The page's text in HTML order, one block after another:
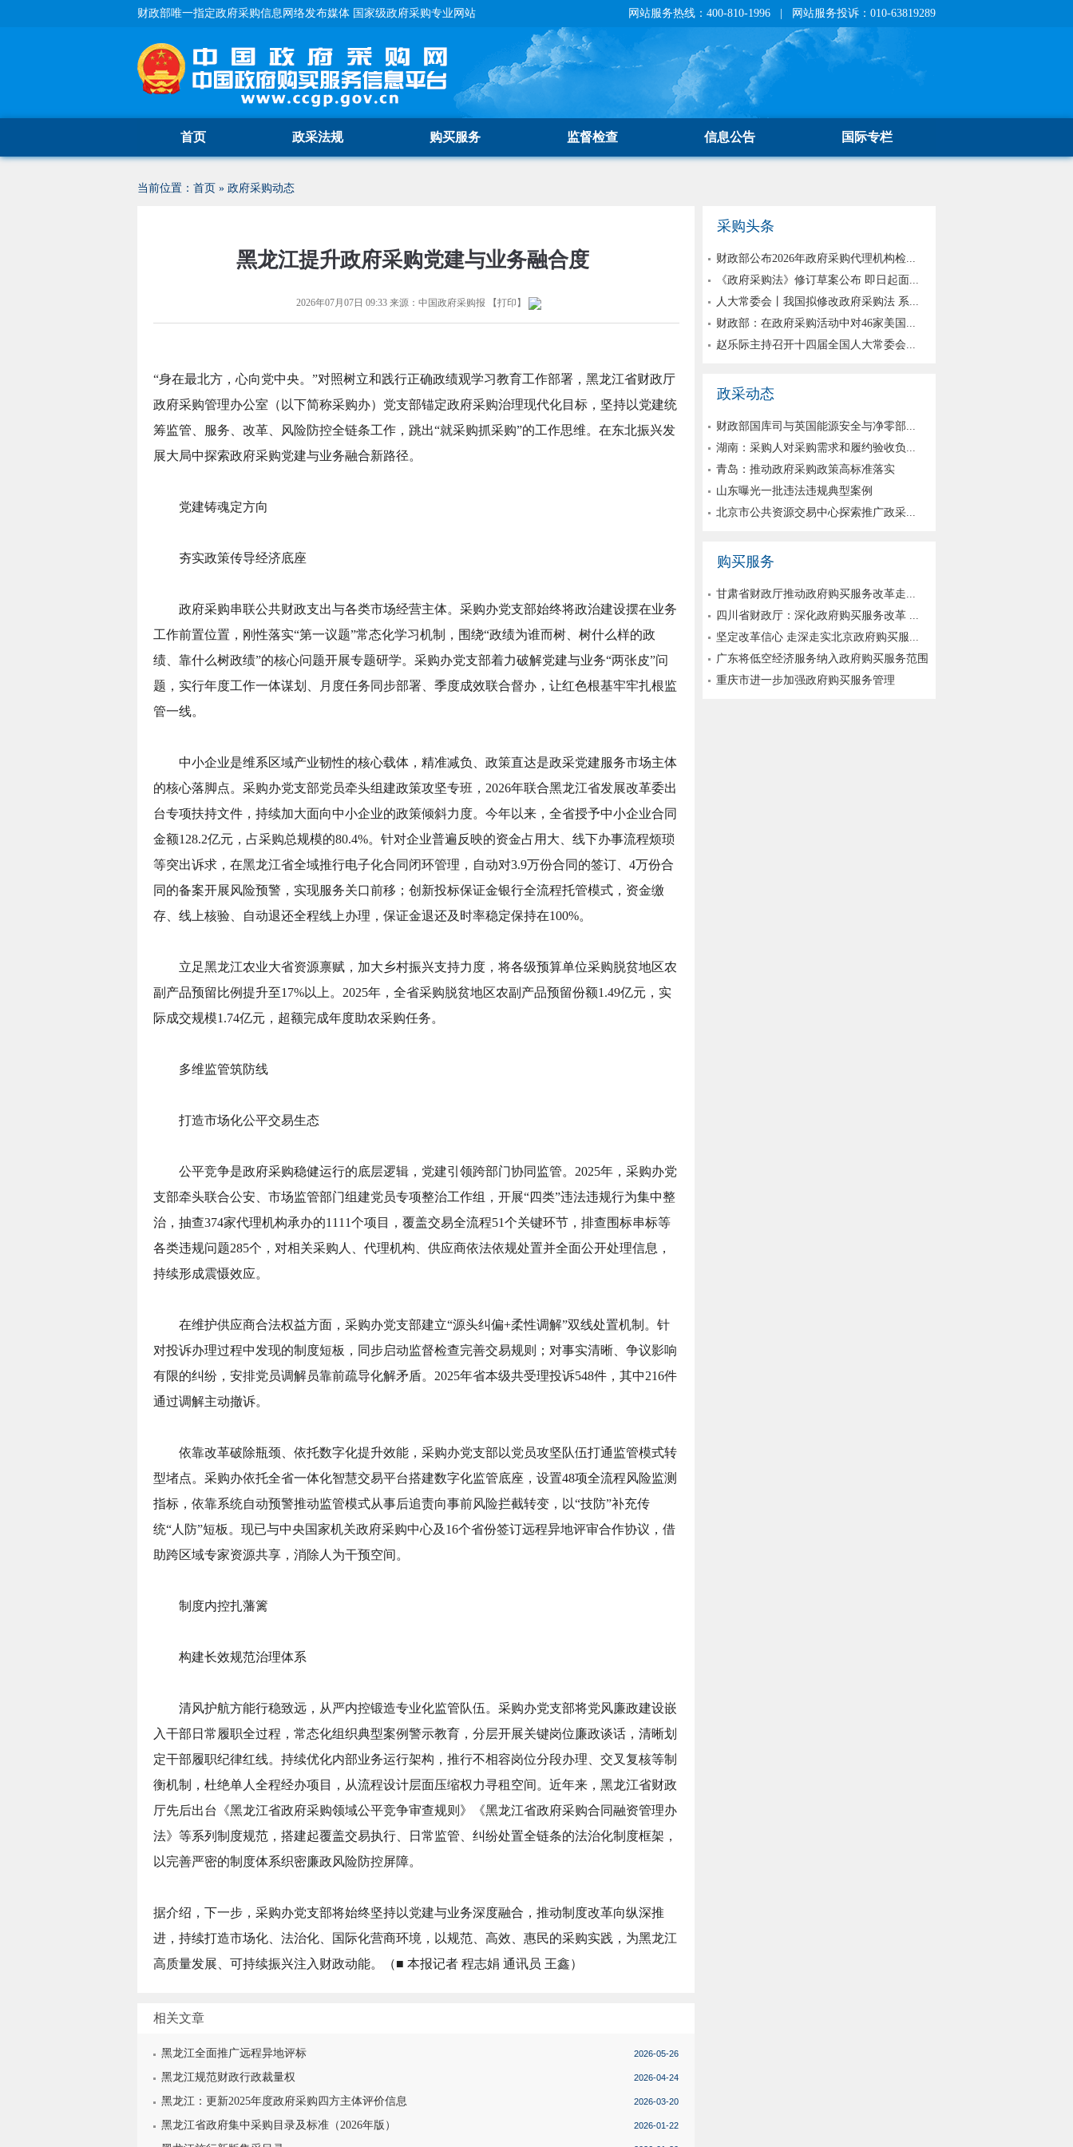
财政部唯一指定政府采购信息网络发布媒体 国家级政府采购专业网站 网站服务热线：400-810-1996 | 网站服务投诉：010-63819289
首页 政采法规 购买服务 监督检查 信息公告 国际专栏
当前位置： 首页 » 政府采购动态
黑龙江提升政府采购党建与业务融合度
2026年07月07日 09:33来源： 中国政府采购报 【打印 】
“身在最北方，心向党中央。”对照树立和践行正确政绩观学习教育工作部署，黑龙江省财政厅
政府采购管理办公室（以下简称采购办）党支部锚定政府采购治理现代化目标，坚持以党建统
筹监管、服务、改革、风险防控全链条工作，跳出“就采购抓采购”的工作思维。在东北振兴发
展大局中探索政府采购党建与业务融合新路径。
党建铸魂定方向
夯实政策传导经济底座
政府采购串联公共财政支出与各类市场经营主体。采购办党支部始终将政治建设摆在业务
工作前置位置，刚性落实“第一议题”常态化学习机制，围绕“政绩为谁而树、树什么样的政
绩、靠什么树政绩”的核心问题开展专题研学。采购办党支部着力破解党建与业务“两张皮”问
题，实行年度工作一体谋划、月度任务同步部署、季度成效联合督办，让红色根基牢牢扎根监
管一线。
中小企业是维系区域产业韧性的核心载体，精准减负、政策直达是政采党建服务市场主体
的核心落脚点。采购办党支部党员牵头组建政策攻坚专班，2026年联合黑龙江省发展改革委出
台专项扶持文件，持续加大面向中小企业的政策倾斜力度。今年以来，全省授予中小企业合同
金额128.2亿元，占采购总规模的80.4%。针对企业普遍反映的资金占用大、线下办事流程烦琐
等突出诉求，在黑龙江省全域推行电子化合同闭环管理，自动对3.9万份合同的签订、4万份合
同的备案开展风险预警，实现服务关口前移；创新投标保证金银行全流程托管模式，资金缴
存、线上核验、自动退还全程线上办理，保证金退还及时率稳定保持在100%。
立足黑龙江农业大省资源禀赋，加大乡村振兴支持力度，将各级预算单位采购脱贫地区农
副产品预留比例提升至17%以上。2025年，全省采购脱贫地区农副产品预留份额1.49亿元，实
际成交规模1.74亿元，超额完成年度助农采购任务。
多维监管筑防线
打造市场化公平交易生态
公平竞争是政府采购稳健运行的底层逻辑，党建引领跨部门协同监管。2025年，采购办党
支部牵头联合公安、市场监管部门组建党员专项整治工作组，开展“四类”违法违规行为集中整
治，抽查374家代理机构承办的1111个项目，覆盖交易全流程51个关键环节，排查围标串标等
各类违规问题285个，对相关采购人、代理机构、供应商依法依规处置并全面公开处理信息，
持续形成震慑效应。
在维护供应商合法权益方面，采购办党支部建立“源头纠偏+柔性调解”双线处置机制。针
对投诉办理过程中发现的制度短板，同步启动监督检查完善交易规则；对事实清晰、争议影响
有限的纠纷，安排党员调解员靠前疏导化解矛盾。2025年省本级共受理投诉548件，其中216件
通过调解主动撤诉。
依靠改革破除瓶颈、依托数字化提升效能，采购办党支部以党员攻坚队伍打通监管模式转
型堵点。采购办依托全省一体化智慧交易平台搭建数字化监管底座，设置48项全流程风险监测
指标，依靠系统自动预警推动监管模式从事后追责向事前风险拦截转变，以“技防”补充传
统“人防”短板。现已与中央国家机关政府采购中心及16个省份签订远程异地评审合作协议，借
助跨区域专家资源共享，消除人为干预空间。
制度内控扎藩篱
构建长效规范治理体系
清风护航方能行稳致远，从严内控锻造专业化监管队伍。采购办党支部将党风廉政建设嵌
入干部日常履职全过程，常态化组织典型案例警示教育，分层开展关键岗位廉政谈话，清晰划
定干部履职纪律红线。持续优化内部业务运行架构，推行不相容岗位分段办理、交叉复核等制
衡机制，杜绝单人全程经办项目，从流程设计层面压缩权力寻租空间。近年来，黑龙江省财政
厅先后出台《黑龙江省政府采购领域公平竞争审查规则》《黑龙江省政府采购合同融资管理办
法》等系列制度规范，搭建起覆盖交易执行、日常监管、纠纷处置全链条的法治化制度框架，
以完善严密的制度体系织密廉政风险防控屏障。
据介绍，下一步，采购办党支部将始终坚持以党建与业务深度融合，推动制度改革向纵深推
进，持续打造市场化、法治化、国际化营商环境，以规范、高效、惠民的采购实践，为黑龙江
高质量发展、可持续振兴注入财政动能。（■ 本报记者 程志娟 通讯员 王鑫）
相关文章
黑龙江全面推广远程异地评标 2026-05-26
黑龙江规范财政行政裁量权 2026-04-24
黑龙江：更新2025年度政府采购四方主体评价信息 2026-03-20
黑龙江省政府集中采购目录及标准（2026年版） 2026-01-22
采购头条
财政部公布2026年政府采购代理机构检...
《政府采购法》修订草案公布 即日起面...
人大常委会丨我国拟修改政府采购法 系...
财政部：在政府采购活动中对46家美国...
赵乐际主持召开十四届全国人大常委会...
政采动态
财政部国库司与英国能源安全与净零部...
湖南：采购人对采购需求和履约验收负...
青岛：推动政府采购政策高标准落实
山东曝光一批违法违规典型案例
北京市公共资源交易中心探索推广政采...
购买服务
甘肃省财政厅推动政府购买服务改革走...
四川省财政厅：深化政府购买服务改革 ...
坚定改革信心 走深走实北京政府购买服...
广东将低空经济服务纳入政府购买服务范围
重庆市进一步加强政府购买服务管理